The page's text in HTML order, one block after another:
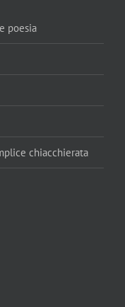
poesia
chiacchierata